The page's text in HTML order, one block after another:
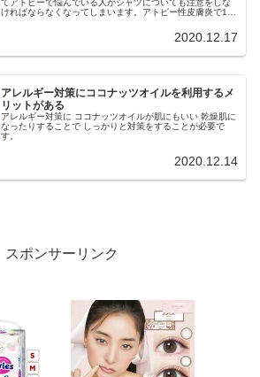
てアトピーで悩んでいる人がシャツについても注意をしな
ければならなくなってしまいます。アトピー性皮膚炎で1番
2020.12.17
アレルギー対策にココナッツオイルを利用するメ
リットがある
アレルギー対策に ココナッツオイルが肌にもいい 乾燥肌に
なったりすることで しっかりと対策をすることが必要で
す。
2020.12.14
スポンサーリンク